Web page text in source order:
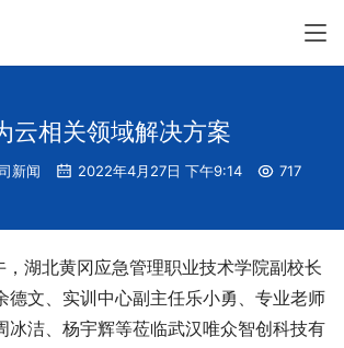
云相关领域解决方案
新闻 2022年4月27日 下午9:14 717
湖北黄冈应急管理职业技术学院副校长
德文、实训中心副主任乐小勇、专业老师
冰洁、杨宇辉等莅临武汉唯众智创科技有